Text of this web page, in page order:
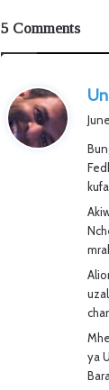
5 Comments
ya